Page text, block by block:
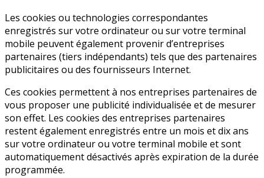
Les cookies ou technologies correspondantes
enregistrés sur votre ordinateur ou sur votre terminal
mobile peuvent également provenir d’entreprises
partenaires (tiers indépendants) tels que des partenaires
publicitaires ou des fournisseurs Internet.
Ces cookies permettent à nos entreprises partenaires de
vous proposer une publicité individualisée et de mesurer
son effet. Les cookies des entreprises partenaires
restent également enregistrés entre un mois et dix ans
sur votre ordinateur ou votre terminal mobile et sont
automatiquement désactivés après expiration de la durée
programmée.